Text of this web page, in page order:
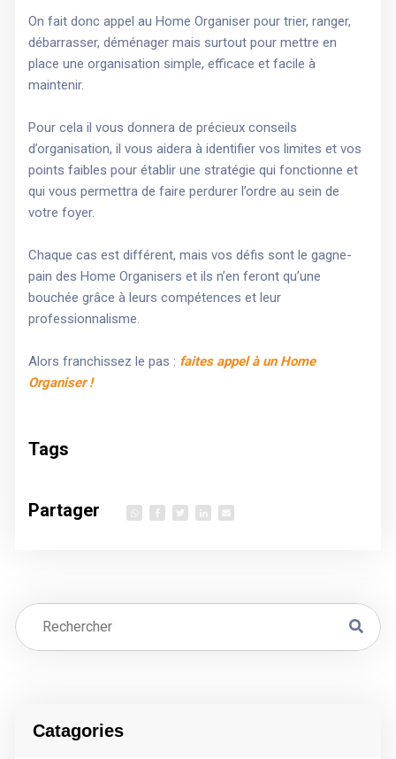
On fait donc appel au Home Organiser pour trier, ranger,
débarrasser, déménager mais surtout pour mettre en
place une organisation simple, efficace et facile à
maintenir.
Pour cela il vous donnera de précieux conseils
d’organisation, il vous aidera à identifier vos limites et vos
points faibles pour établir une stratégie qui fonctionne et
qui vous permettra de faire perdurer l’ordre au sein de
votre foyer.
Chaque cas est différent, mais vos défis sont le gagne-
pain des Home Organisers et ils n’en feront qu’une
bouchée grâce à leurs compétences et leur
professionnalisme.
Alors franchissez le pas : faites appel à un Home
Organiser !
Tags
Partager
Catagories